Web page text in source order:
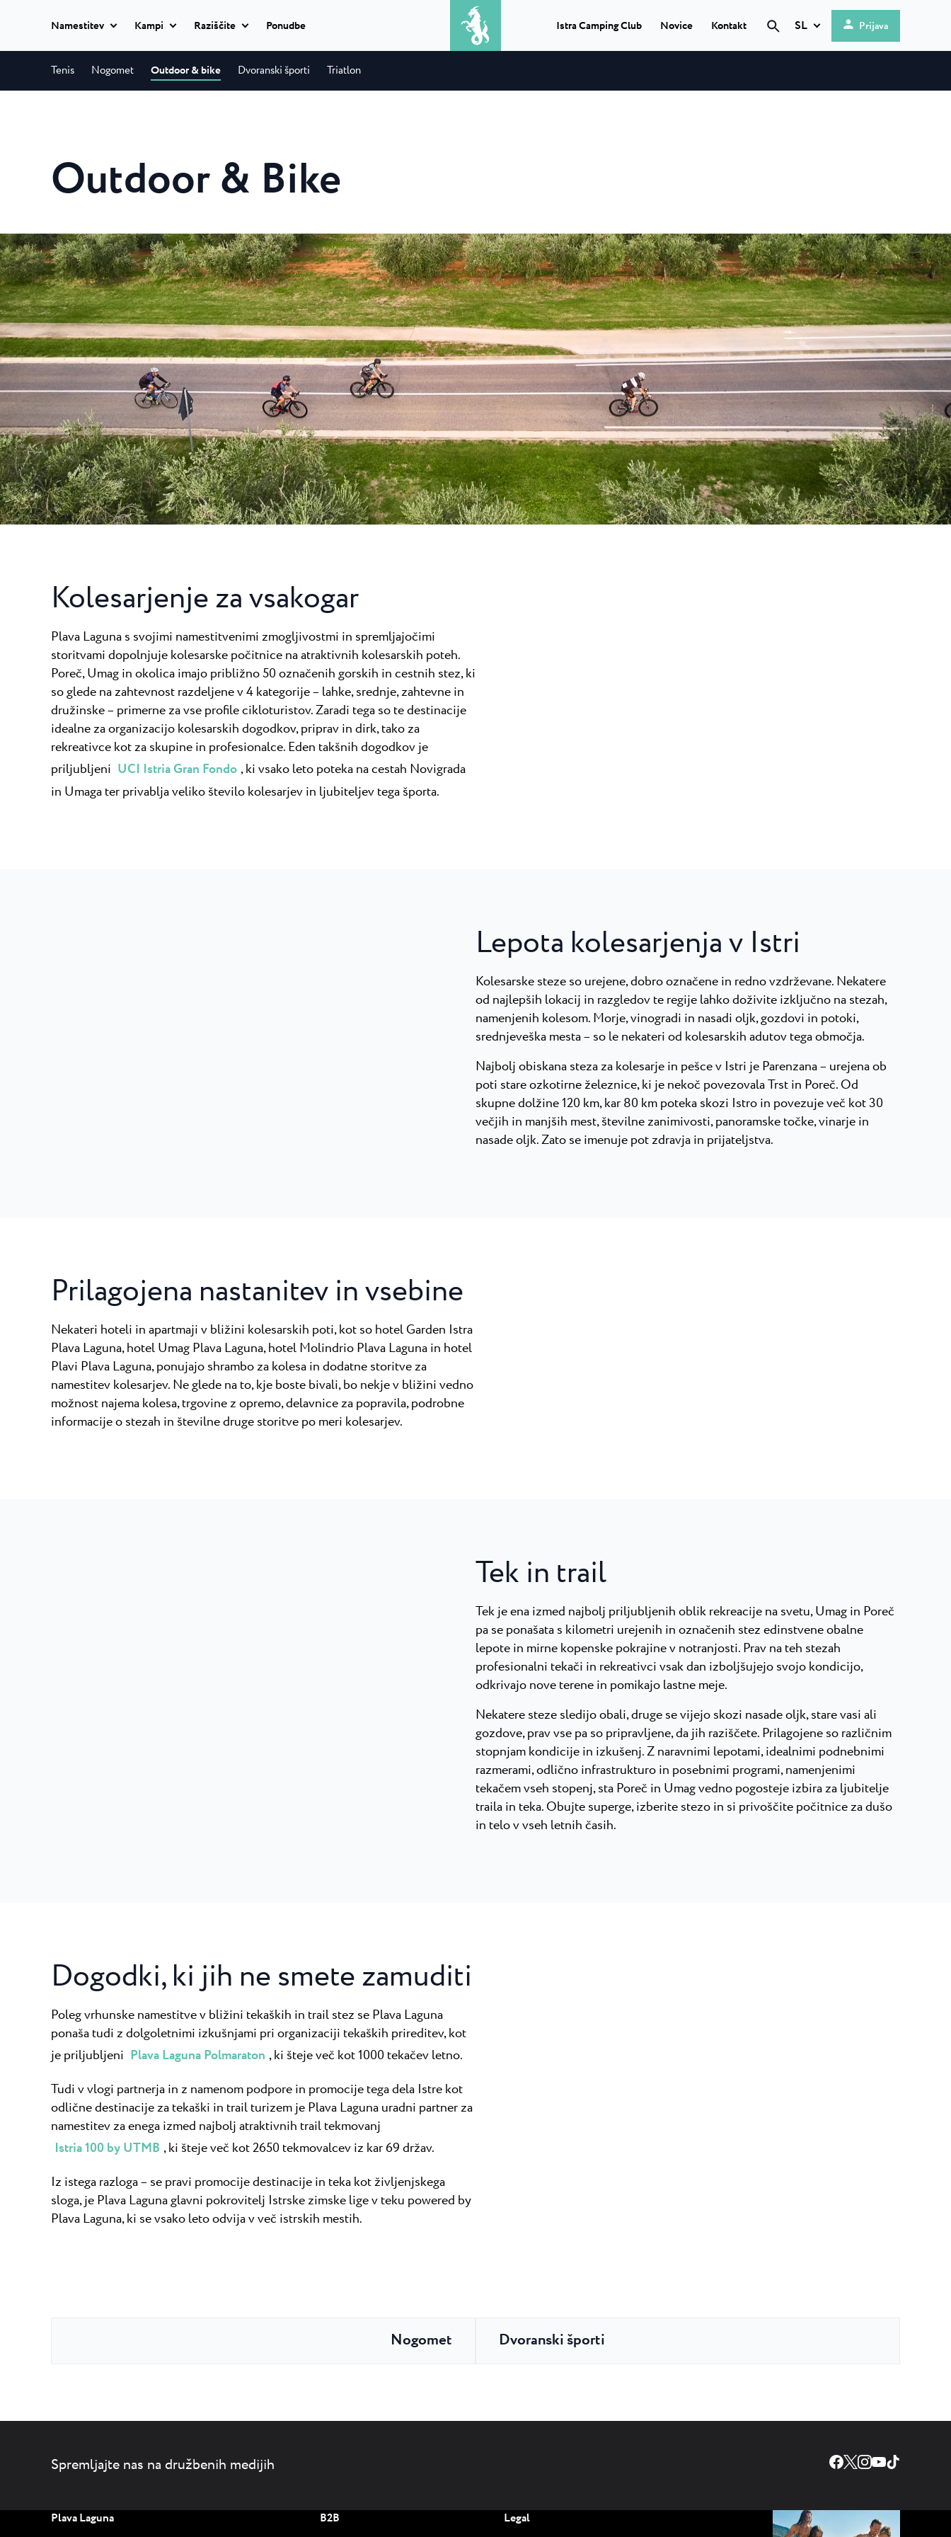
Namestitev
Glamping
Vse
namestitve
Classic camping
Camping Zelena Laguna
Classic camping Umag ★ ★ ★ ★
Camping Park Umag
Camping Stella Maris
Camping Savudrija
Classic camping Umag ★ ★ ★
Camping Finida
Kampi
Camping Bijela Uvala
Camping Zelena Laguna
Camping Zelena Laguna je moderno
opremljen kamp s 4...
Camping Puntica
Camping Puntica je kamp s 3
zvezdicami v bližini Poreča...
Camping Savudrija
Camping Savudrija je kamp s 4
zvezdicami v mirnem okolju...
Camping Finida
Na pol poti med Novigradom in
Umagom leži Camping Finida, ...
Camping Kanegra
Kanegra je edini naturistični kamp
na področju Umaga. Leži...
Raziščite
Istria Experience
Dogodki
Plava Laguna Sport
Aktivne počitnice
Gastronomija
Pepi Club
Raziščite vse
Lahko izberete, načrtujete in uživate
v nepozabnem doživetju...
Istria Experience
Ponudbe Istra Camping Club Novice Kontakt SL Prijava
Tenis Nogomet Outdoor & bike Dvoranski športi Triatlon
Outdoor & Bike
Kolesarjenje za vsakogar
Plava Laguna s svojimi namestitvenimi zmogljivostmi in spremljajočimi
storitvami dopolnjuje kolesarske počitnice na atraktivnih kolesarskih poteh.
Poreč, Umag in okolica imajo približno 50 označenih gorskih in cestnih stez, ki
so glede na zahtevnost razdeljene v 4 kategorije – lahke, srednje, zahtevne in
družinske – primerne za vse profile cikloturistov. Zaradi tega so te destinacije
idealne za organizacijo kolesarskih dogodkov, priprav in dirk, tako za
rekreativce kot za skupine in profesionalce. Eden takšnih dogodkov je
priljubljeni UCI Istria Gran Fondo , ki vsako leto poteka na cestah Novigrada
in Umaga ter privablja veliko število kolesarjev in ljubiteljev tega športa.
Lepota kolesarjenja v Istri
Kolesarske steze so urejene, dobro označene in redno vzdrževane. Nekatere
od najlepših lokacij in razgledov te regije lahko doživite izključno na stezah,
namenjenih kolesom. Morje, vinogradi in nasadi oljk, gozdovi in potoki,
srednjeveška mesta – so le nekateri od kolesarskih adutov tega območja.
Najbolj obiskana steza za kolesarje in pešce v Istri je Parenzana – urejena ob
poti stare ozkotirne železnice, ki je nekoč povezovala Trst in Poreč. Od
skupne dolžine 120 km, kar 80 km poteka skozi Istro in povezuje več kot 30
večjih in manjših mest, številne zanimivosti, panoramske točke, vinarje in
nasade oljk. Zato se imenuje pot zdravja in prijateljstva.
Prilagojena nastanitev in vsebine
Nekateri hoteli in apartmaji v bližini kolesarskih poti, kot so hotel Garden Istra
Plava Laguna, hotel Umag Plava Laguna, hotel Molindrio Plava Laguna in hotel
Plavi Plava Laguna, ponujajo shrambo za kolesa in dodatne storitve za
namestitev kolesarjev. Ne glede na to, kje boste bivali, bo nekje v bližini vedno
možnost najema kolesa, trgovine z opremo, delavnice za popravila, podrobne
informacije o stezah in številne druge storitve po meri kolesarjev.
Tek in trail
Tek je ena izmed najbolj priljubljenih oblik rekreacije na svetu, Umag in Poreč
pa se ponašata s kilometri urejenih in označenih stez edinstvene obalne
lepote in mirne kopenske pokrajine v notranjosti. Prav na teh stezah
profesionalni tekači in rekreativci vsak dan izboljšujejo svojo kondicijo,
odkrivajo nove terene in pomikajo lastne meje.
Nekatere steze sledijo obali, druge se vijejo skozi nasade oljk, stare vasi ali
gozdove, prav vse pa so pripravljene, da jih raziščete. Prilagojene so različnim
stopnjam kondicije in izkušenj. Z naravnimi lepotami, idealnimi podnebnimi
razmerami, odlično infrastrukturo in posebnimi programi, namenjenimi
tekačem vseh stopenj, sta Poreč in Umag vedno pogosteje izbira za ljubitelje
traila in teka. Obujte superge, izberite stezo in si privoščite počitnice za dušo
in telo v vseh letnih časih.
Dogodki, ki jih ne smete zamuditi
Poleg vrhunske namestitve v bližini tekaških in trail stez se Plava Laguna
ponaša tudi z dolgoletnimi izkušnjami pri organizaciji tekaških prireditev, kot
je priljubljeni Plava Laguna Polmaraton , ki šteje več kot 1000 tekačev letno.
Tudi v vlogi partnerja in z namenom podpore in promocije tega dela Istre kot
odlične destinacije za tekaški in trail turizem je Plava Laguna uradni partner za
namestitev za enega izmed najbolj atraktivnih trail tekmovanj
Istria 100 by UTMB , ki šteje več kot 2650 tekmovalcev iz kar 69 držav.
Iz istega razloga – se pravi promocije destinacije in teka kot življenjskega
sloga, je Plava Laguna glavni pokrovitelj Istrske zimske lige v teku powered by
Plava Laguna, ki se vsako leto odvija v več istrskih mestih.
Nogomet Dvoranski športi
Spremljajte nas na družbenih medijih
Plava Laguna B2B Legal